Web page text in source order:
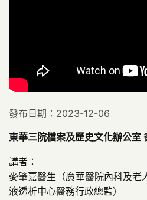
發布日期：2023-12-06
東華三院檔案及歷史文化辦公室
講者：
麥肇嘉醫生（廣華醫院內科及老
液透析中心醫務行政總監）